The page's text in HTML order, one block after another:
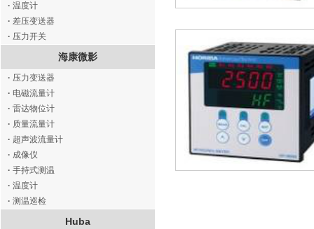
· 温度计
· 差压变送器
· 压力开关
海康微影
· 压力变送器
· 电磁流量计
· 雷达物位计
· 质量流量计
· 超声波流量计
· 成像仪
· 手持式测温
· 温度计
· 测温巡检
Huba